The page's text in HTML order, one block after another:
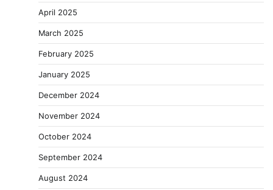
April 2025
March 2025
February 2025
January 2025
December 2024
November 2024
October 2024
September 2024
August 2024